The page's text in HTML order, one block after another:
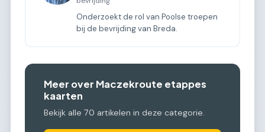
Onderzoekt de rol van Poolse troepen
bij de bevrijding van Breda.
Meer over Maczekroute etappes
kaarten
Bekijk alle 70 artikelen in deze categorie.